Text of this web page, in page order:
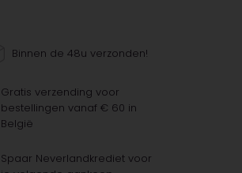
Binnen de 48u verzonden!
Gratis verzending voor
bestellingen vanaf € 60 in
België
Spaar Neverlandkrediet voor